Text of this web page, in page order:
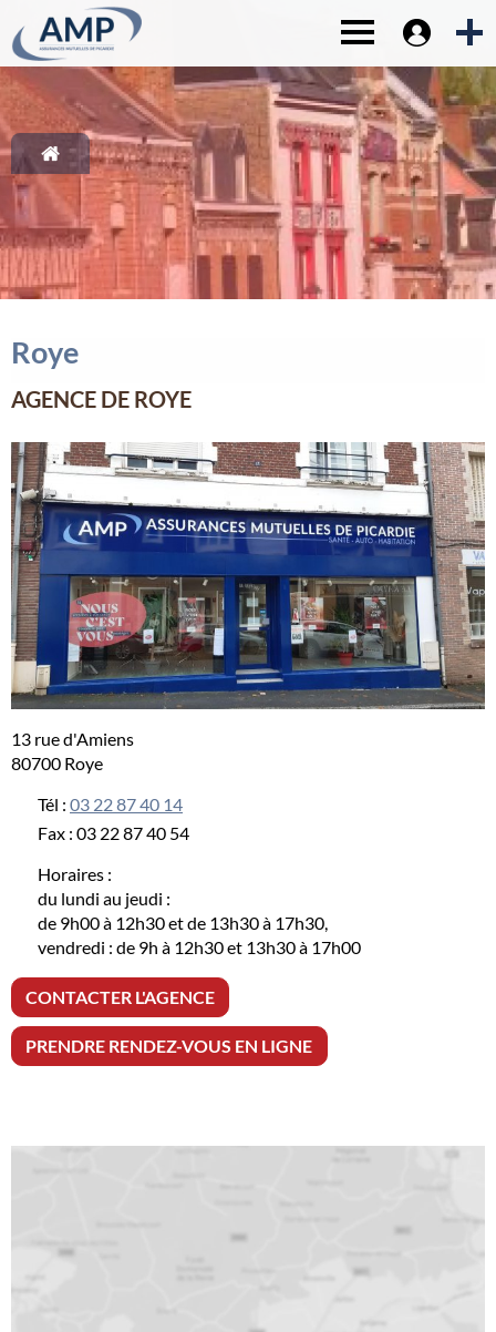
1-
Contenu principal
2-Menu principal
3-Pied de page
4-Recherche
Toggle
Roye
AGENCE DE ROYE
13 rue d'Amiens
80700 Roye
Tél : 03 22 87 40 14
Fax : 03 22 87 40 54
Horaires :
du lundi au jeudi :
de 9h00 à 12h30 et de 13h30 à 17h30,
vendredi : de 9h à 12h30 et 13h30 à 17h00
CONTACTER L'AGENCE
PRENDRE RENDEZ-VOUS EN LIGNE